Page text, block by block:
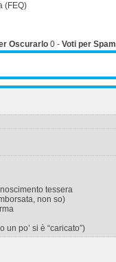
(FEQ)
Oscurarlo 0 - Voti per Spam
tessera
non so)
un po’ si è “caricato”)